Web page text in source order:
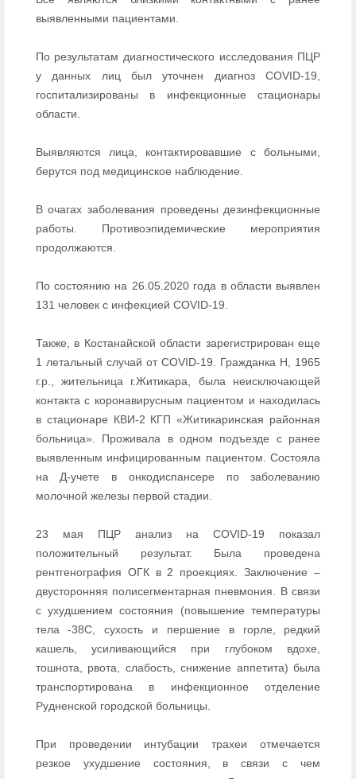
выявленными пациентами.
По результатам диагностического исследования ПЦР
у данных лиц был уточнен диагноз COVID-19,
госпитализированы в инфекционные стационары
области.
Выявляются лица, контактировавшие с больными,
берутся под медицинское наблюдение.
В очагах заболевания проведены дезинфекционные
работы. Противоэпидемические мероприятия
продолжаются.
По состоянию на 26.05.2020 года в области выявлен
131 человек с инфекцией COVID-19.
Также, в Костанайской области зарегистрирован еще
1 летальный случай от COVID-19. Гражданка Н, 1965
г.р., жительница г.Житикара, была неисключающей
контакта с коронавирусным пациентом и находилась
в стационаре КВИ-2 КГП «Житикаринская районная
больница». Проживала в одном подъезде с ранее
выявленным инфицированным пациентом. Состояла
на Д-учете в онкодиспансере по заболеванию
молочной железы первой стадии.
23 мая ПЦР анализ на COVID-19 показал
положительный результат. Была проведена
рентгенография ОГК в 2 проекциях. Заключение –
двусторонняя полисегментарная пневмония. В связи
с ухудшением состояния (повышение температуры
тела -38С, сухость и першение в горле, редкий
кашель, усиливающийся при глубоком вдохе,
тошнота, рвота, слабость, снижение аппетита) была
транспортирована в инфекционное отделение
Рудненской городской больницы.
При проведении интубации трахеи отмечается
резкое ухудшение состояния, в связи с чем